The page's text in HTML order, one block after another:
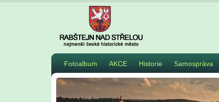
Fotoalbum AKCE Historie Samospráva